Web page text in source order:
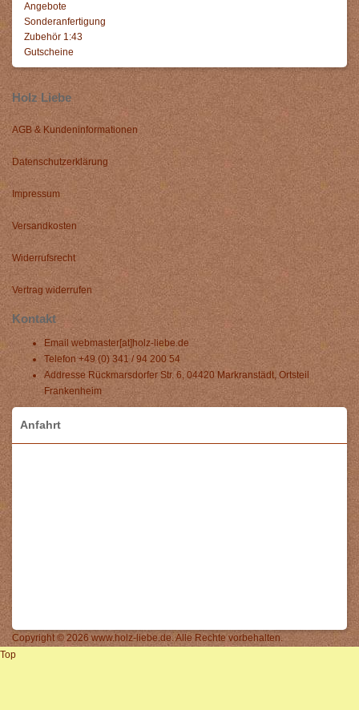
Angebote
Sonderanfertigung
Zubehör 1:43
Gutscheine
Holz Liebe
AGB & Kundeninformationen
Datenschutzerklärung
Impressum
Versandkosten
Widerrufsrecht
Vertrag widerrufen
Kontakt
Email webmaster[at]holz-liebe.de
Telefon +49 (0) 341 / 94 200 54
Addresse Rückmarsdorfer Str. 6, 04420 Markranstädt, Ortsteil
Frankenheim
Anfahrt
Copyright © 2026 www.holz-liebe.de. Alle Rechte vorbehalten.
Top